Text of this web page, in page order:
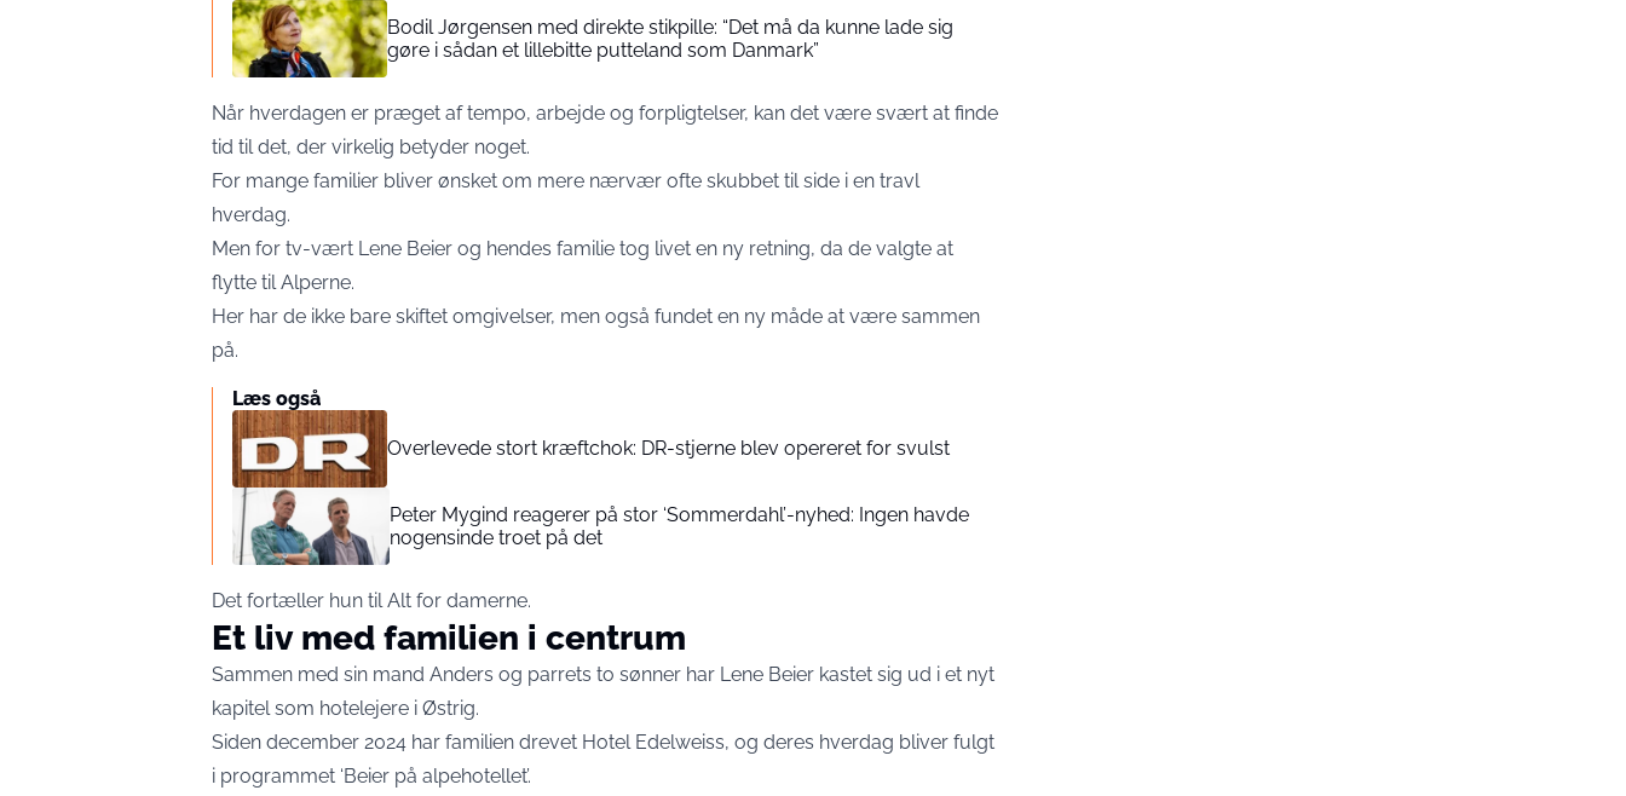
Bodil Jørgensen med direkte stikpille: “Det må da kunne lade sig
gøre i sådan et lillebitte putteland som Danmark”
Når hverdagen er præget af tempo, arbejde og forpligtelser, kan det være svært at finde
tid til det, der virkelig betyder noget.
For mange familier bliver ønsket om mere nærvær ofte skubbet til side i en travl
hverdag.
Men for tv-vært Lene Beier og hendes familie tog livet en ny retning, da de valgte at
flytte til Alperne.
Her har de ikke bare skiftet omgivelser, men også fundet en ny måde at være sammen
på.
Læs også
Overlevede stort kræftchok: DR-stjerne blev opereret for svulst
Peter Mygind reagerer på stor ‘Sommerdahl’-nyhed: Ingen havde
nogensinde troet på det
Det fortæller hun til Alt for damerne.
Et liv med familien i centrum
Sammen med sin mand Anders og parrets to sønner har Lene Beier kastet sig ud i et nyt
kapitel som hotelejere i Østrig.
Siden december 2024 har familien drevet Hotel Edelweiss, og deres hverdag bliver fulgt
i programmet ‘Beier på alpehotellet’.